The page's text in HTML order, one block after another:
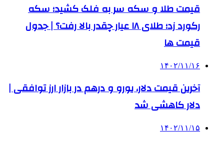
قیمت طلا و سکه سر به فلک کشید؛ سکه
رکورد زد؛ طلای ۱۸ عیار چقدر بالا رفت؟ | جدول
قیمت ها
۱۴۰۲/۱۱/۱۶
آخرین قیمت دلار، یورو و درهم در بازار ارز توافقی |
دلار کاهشی شد
۱۴۰۲/۱۱/۱۵